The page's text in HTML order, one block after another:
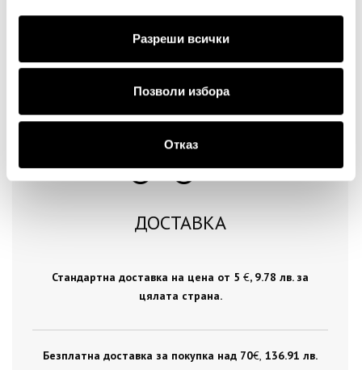
Разреши всички
Позволи избора
Отказ
Продължи
ДОСТАВКА
Стандартна доставка на цена от 5 €, 9.78 лв. за
цялата страна.
Безплатна доставка за покупка над 70€ , 136.91 лв.